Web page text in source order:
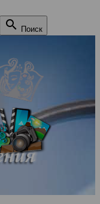
 Поиск